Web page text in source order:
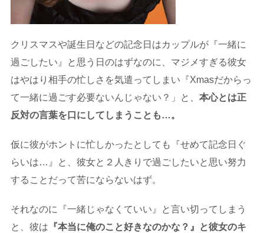
クリスマスや誕生日などの記念日はカップルが『一緒に
過ごしたい』と思う日のはずなのに、マジメすぎる彼女
はやはり相手の忙しさを気遣ってしまい『Xmasだからっ
て一緒に過ごす必要ないんじゃない？」と、 本心とは正
反対の言葉を口にしてしまうことも…。
仮に彼がホントに忙しかったとしても『せめて記念日ぐ
らいは…』と、彼女と２人きりで過ごしたいと思い努力
することだって苦にならないはず。
それなのに『一緒じゃなくていい』と言い切ってしまう
と、彼は 『本当に俺のこと好きなのかな？』と彼女のキ